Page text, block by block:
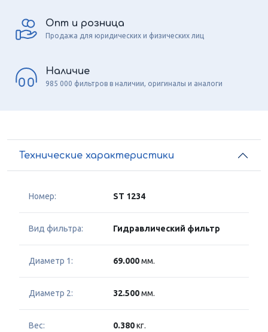
Опт и розница
Продажа для юридических и физических лиц
Наличие
985 000 фильтров в наличии, оригиналы и аналоги
Технические характеристики
Номер: ST 1234
Вид фильтра: Гидравлический фильтр
Диаметр 1: 69.000мм.
Диаметр 2: 32.500мм.
Вес: 0.380кг.